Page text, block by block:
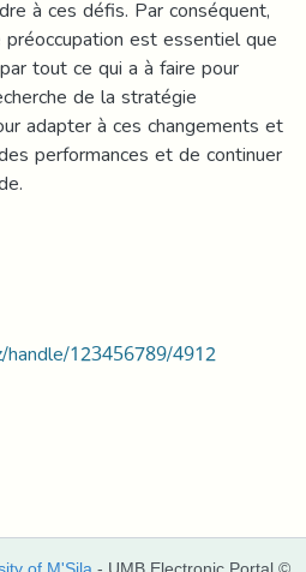
à ces défis. Par conséquent,
est essentiel que
tout ce qui a à faire pour
de la stratégie
adapter à ces changements et
performances et de continuer
123456789/4912